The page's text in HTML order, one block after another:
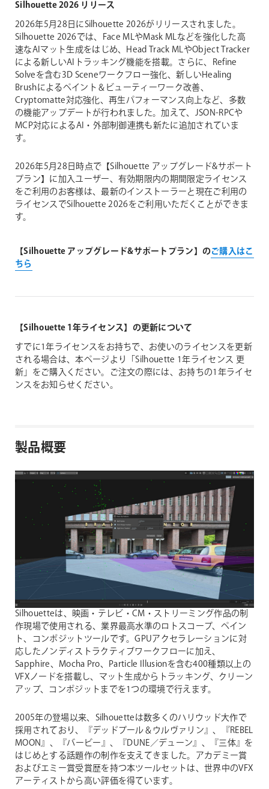
Silhouette 2026 リリース
2026年5月28日にSilhouette 2026がリリースされました。
Silhouette 2026では、Face MLやMask MLなどを強化した高
速なAIマット生成をはじめ、Head Track MLやObject Tracker
による新しいAIトラッキング機能を搭載。さらに、Refine
Solveを含む3D Sceneワークフロー強化、新しいHealing
Brushによるペイント＆ビューティーワーク改善、
Cryptomatte対応強化、再生パフォーマンス向上など、多数
の機能アップデートが行われました。加えて、JSON-RPCや
MCP対応によるAI・外部制御連携も新たに追加されていま
す。
2026年5月28日時点で【Silhouette アップグレード&サポート
プラン】に加入ユーザー、有効期限内の期間限定ライセンス
をご利用のお客様は、最新のインストーラーと現在ご利用の
ライセンスでSilhouette 2026をご利用いただくことができま
す。
【Silhouette アップグレード&サポートプラン】のご購入はこ
ちら
【Silhouette 1年ライセンス】の更新について
すでに1年ライセンスをお持ちで、お使いのライセンスを更新
される場合は、本ページより「Silhouette 1年ライセンス 更
新」をご購入ください。ご注文の際には、お持ちの1年ライセ
ンスをお知らせください。
製品概要
Silhouetteは、映画・テレビ・CM・ストリーミング作品の制
作現場で使用される、業界最高水準のロトスコープ、ペイン
ト、コンポジットツールです。GPUアクセラレーションに対
応したノンディストラクティブワークフローに加え、
Sapphire、Mocha Pro、Particle Illusionを含む400種類以上の
VFXノードを搭載し、マット生成からトラッキング、クリーン
アップ、コンポジットまでを1つの環境で行えます。
2005年の登場以来、Silhouetteは数多くのハリウッド大作で
採用されており、『デッドプール＆ウルヴァリン』、『REBEL
MOON』、『バービー』、『DUNE／デューン』、『三体』を
はじめとする話題作の制作を支えてきました。アカデミー賞
およびエミー賞受賞歴を持つ本ツールセットは、世界中のVFX
アーティストから高い評価を得ています。